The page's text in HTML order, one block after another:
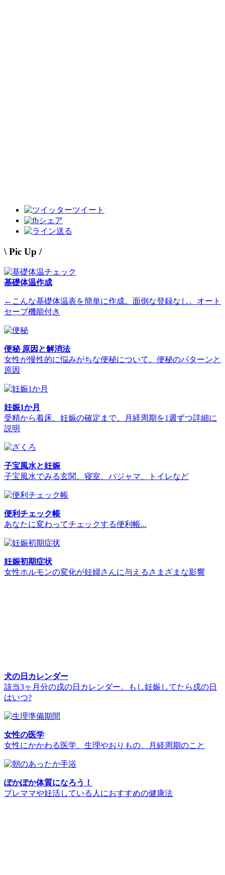
ツイート
シェア
送る
\ Pic Up /
基礎体温作成
←こんな基礎体温表を簡単に作成。面倒な登録なし。オート
セーブ機能付き
便秘 原因と解消法
女性が慢性的に悩みがちな便秘について。便秘のパターンと
原因
妊娠1か月
受精から着床、妊娠の確定まで。月経周期を1週ずつ詳細に
説明
子宝風水と妊娠
子宝風水でみる玄関、寝室、パジャマ、トイレなど
便利チェック帳
あなたに変わってチェックする便利帳...
妊娠初期症状
女性ホルモンの変化が妊婦さんに与えるさまざまな影響
犬の日カレンダー
該当3ヶ月分の戌の日カレンダー。もし妊娠してたら戌の日
はいつ?
女性の医学
女性にかかわる医学、生理やおりもの、月経周期のこと
ぽかぽか体質になろう！
プレママや妊活している人におすすめの健康法